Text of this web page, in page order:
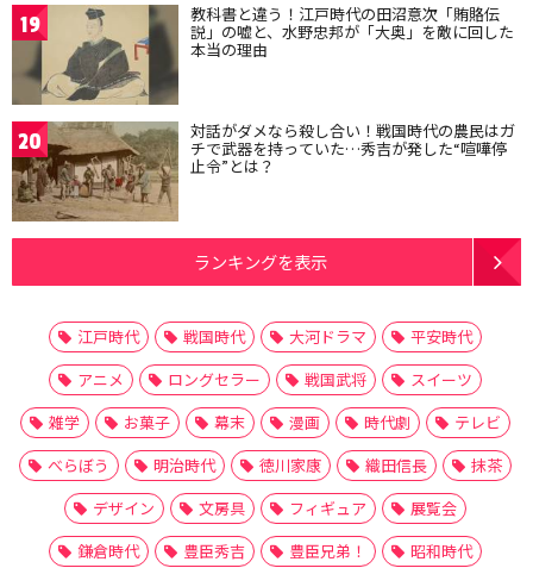
19 教科書と違う！江戸時代の田沼意次「賄賂伝
説」の嘘と、水野忠邦が「大奥」を敵に回した
本当の理由
20 対話がダメなら殺し合い！戦国時代の農民はガ
チで武器を持っていた…秀吉が発した“喧嘩停
止令”とは？
ランキングを表示
江戸時代 戦国時代 大河ドラマ
平安時代
アニメ
ロングセラー 戦国武将
スイーツ
雑学
お菓子 幕末 漫画 時代劇
テレビ
べらぼう
明治時代 徳川家康 織田信長
抹茶
デザイン
文房具 フィギュア
展覧会
鎌倉時代
豊臣秀吉 豊臣兄弟！
昭和時代